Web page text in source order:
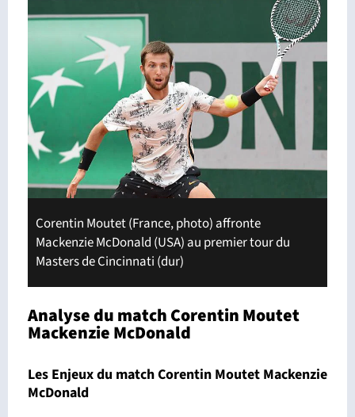
Corentin Moutet (France, photo) affronte
Mackenzie McDonald (USA) au premier tour du
Masters de Cincinnati (dur)
Analyse du match Corentin Moutet
Mackenzie McDonald
Les Enjeux du match Corentin Moutet Mackenzie
McDonald